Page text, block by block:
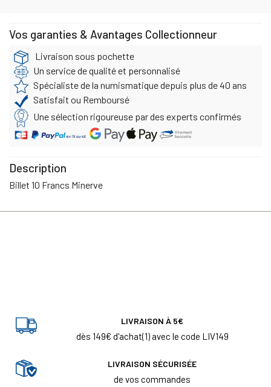
Vos garanties & Avantages Collectionneur
Livraison sous pochette
Un service de qualité et personnalisé
Spécialiste de la numismatique depuis plus de 40 ans
Satisfait ou Remboursé
Une sélection rigoureuse par des experts confirmés
Description
Billet 10 Francs Minerve
LIVRAISON À 5€
dès 149€ d'achat(1) avec le code LIV149
LIVRAISON SÉCURISÉE
de vos commandes